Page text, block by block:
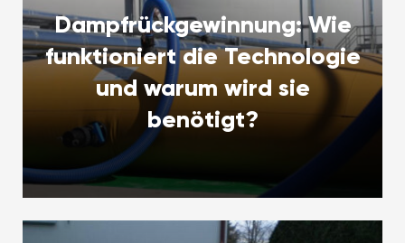
Dampfrückgewinnung: Wie
funktioniert die Technologie
und warum wird sie
benötigt?